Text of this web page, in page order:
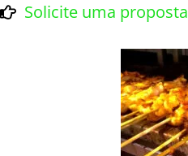
Solicite uma proposta